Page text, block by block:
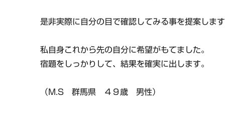
是非実際に自分の目で確認してみる事を提案します
私自身これから先の自分に希望がもてました。
宿題をしっかりして、結果を確実に出します。
（M.S 群馬県 ４９歳 男性）